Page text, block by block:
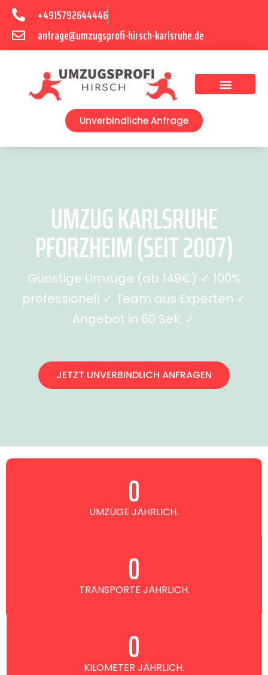
+4915792644446
anfrage@umzugsprofi-hirsch-karlsruhe.de
Unverbindliche Anfrage
UMZUG KARLSRUHE
PFORZHEIM (SEIT 2007)
Günstige Umzüge (ab 149€) ✓ 100%
professionell ✓ Team aus Experten ✓
Angebot in 60 Sek. ✓
JETZT UNVERBINDLICH ANFRAGEN
UMZÜGE JÄHRLICH.
0
TRANSPORTE JÄHRLICH.
0
KILOMETER JÄHRLICH.
0